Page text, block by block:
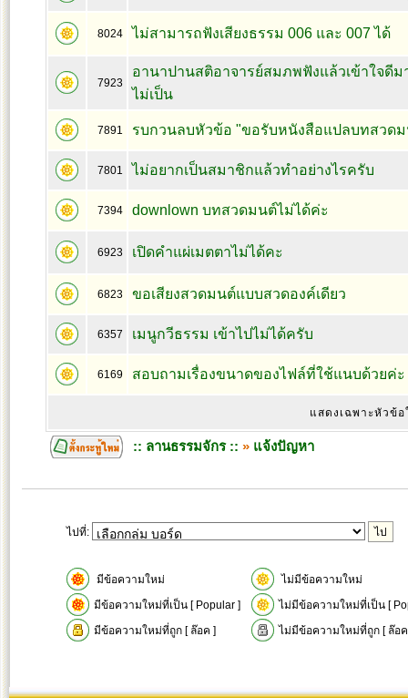
8024 ไม่สามารถฟังเสียงธรรม 006 และ 007 ได้
7923
อานาปานสติอาจารย์สมภพฟังแล้วเข้าใจดี
ไม่เป็น
7891 รบกวนลบหัวข้อ "ขอรับหนังสือแปลบทสวด
7801 ไม่อยากเป็นสมาชิกแล้วทำอย่างไรครับ
7394 downlown บทสวดมนต์ไม่ได้ค่ะ
6923 เปิดคำแผ่เมตตาไม่ได้คะ
6823 ขอเสียงสวดมนต์แบบสวดองค์เดียว
6357 เมนูกวีธรรม เข้าไปไม่ได้ครับ
6169 สอบถามเรื่องขนาดของไฟล์ที่ใช้แนบด้วยค่ะ
แสดงเฉพาะหัวข้อ
:: ลานธรรมจักร :: » แจ้งปัญหา
ไปที่:
มีข้อความใหม่
ไม่มีข้อความใหม่
มีข้อความใหม่ที่เป็น [ Popular ]
ไม่มีข้อความใหม่ที่เป็น [
มีข้อความใหม่ที่ถูก [ ล๊อค ]
ไม่มีข้อความใหม่ที่ถูก [ ล๊อ